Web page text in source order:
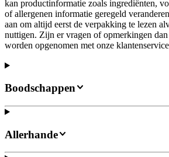
kan productinformatie zoals ingrediënten,
of allergenen informatie geregeld
aan om altijd eerst de verpakking te lezen
nuttigen. Zijn er vragen of opmerkingen
worden opgenomen met onze
Boodschappen
Allerhande